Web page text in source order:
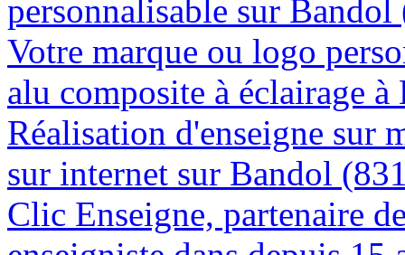
personnalisable sur
Votre marque ou logo
alu composite à éclairage
Réalisation d'enseigne sur
sur internet sur Bandol
Clic Enseigne, partenaire